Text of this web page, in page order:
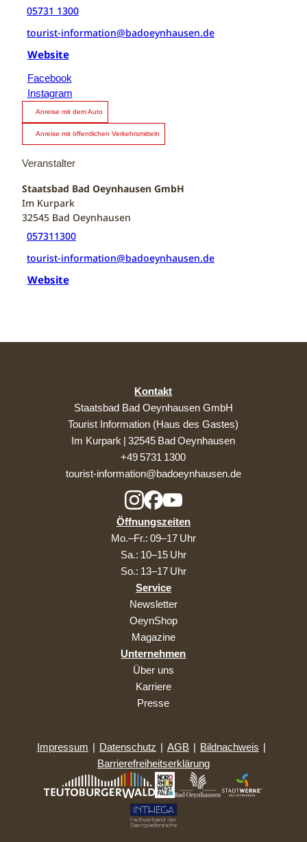
05731 1300
tourist-information@badoeynhausen.de
Website
Facebook
Instagram
Anreise mit dem Auto
Anreise mit öffentlichen Verkehrsmitteln
Veranstalter
Staatsbad Bad Oeynhausen GmbH
Im Kurpark
32545 Bad Oeynhausen
057311300
tourist-information@badoeynhausen.de
Website
Kontakt
Staatsbad Bad Oeynhausen GmbH
Tourist Information (Haus des Gastes)
Im Kurpark | 32545 Bad Oeynhausen
+49 5731 1300
tourist-information@badoeynhausen.de
Öffnungszeiten
Mo.–Fr.: 09–17 Uhr
Sa.: 10–15 Uhr
So.: 13–17 Uhr
Service
Newsletter
OeynShop
Magazine
Unternehmen
Über uns
Karriere
Presse
Impressum | Datenschutz | AGB | Bildnachweis |
Barrierefreiheitserklärung